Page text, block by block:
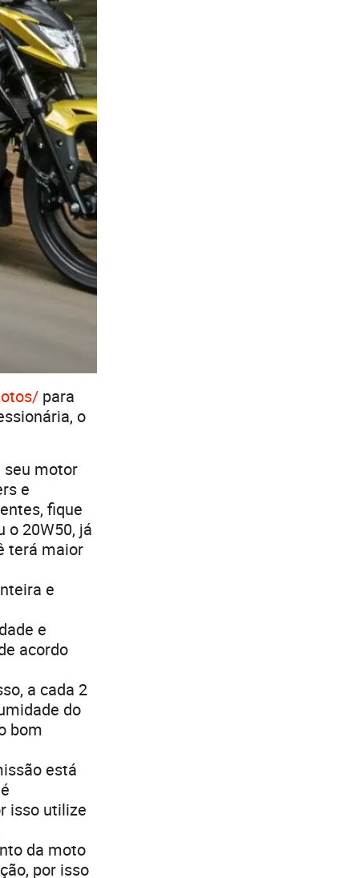
para
o
seu motor
e
fique
o 20W50, já
terá maior
e
e
acordo
a cada 2
do
bom
está
isso utilize
da moto
por isso